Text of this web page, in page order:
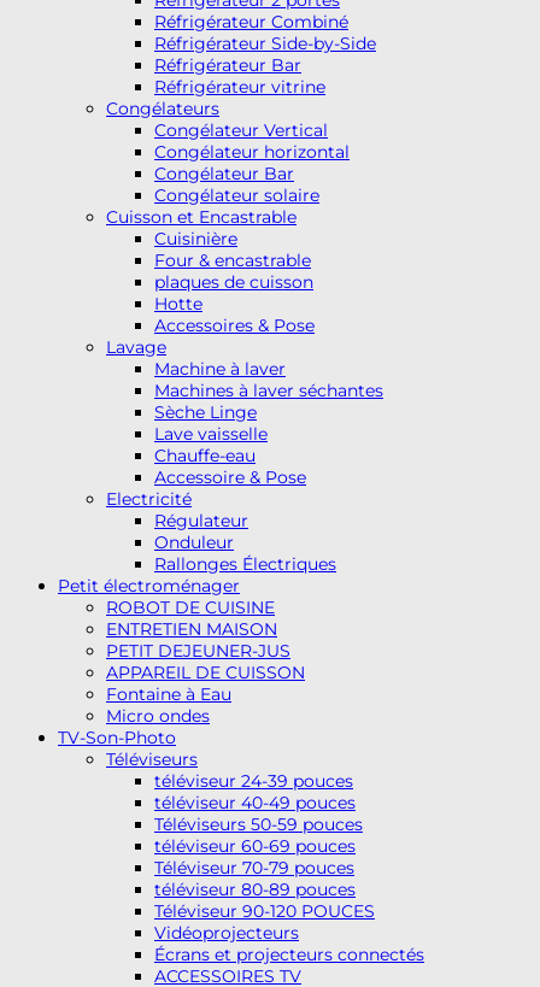
Réfrigérateur Combiné
Réfrigérateur Side-by-Side
Réfrigérateur Bar
Réfrigérateur vitrine
Congélateurs
Congélateur Vertical
Congélateur horizontal
Congélateur Bar
Congélateur solaire
Cuisson et Encastrable
Cuisinière
Four & encastrable
plaques de cuisson
Hotte
Accessoires & Pose
Lavage
Machine à laver
Machines à laver séchantes
Sèche Linge
Lave vaisselle
Chauffe-eau
Accessoire & Pose
Electricité
Régulateur
Onduleur
Rallonges Électriques
Petit électroménager
ROBOT DE CUISINE
ENTRETIEN MAISON
PETIT DEJEUNER-JUS
APPAREIL DE CUISSON
Fontaine à Eau
Micro ondes
TV-Son-Photo
Téléviseurs
téléviseur 24-39 pouces
téléviseur 40-49 pouces
Téléviseurs 50-59 pouces
téléviseur 60-69 pouces
Téléviseur 70-79 pouces
téléviseur 80-89 pouces
Téléviseur 90-120 POUCES
Vidéoprojecteurs
Écrans et projecteurs connectés
ACCESSOIRES TV